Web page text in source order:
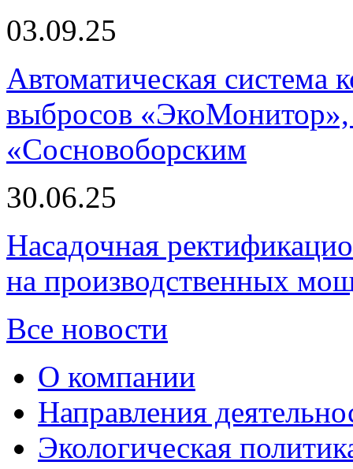
03.09.25
Автоматическая
выбросов «ЭкоМонитор»,
«Сосновоборским
30.06.25
Насадочная
на производственных
Все новости
О компании
Направления
Экологическая